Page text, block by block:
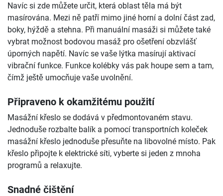
Navíc si zde můžete určit, která oblast těla má být
masírována. Mezi ně patří mimo jiné horní a dolní část zad,
boky, hýždě a stehna. Při manuální masáži si můžete také
vybrat možnost bodovou masáž pro ošetření obzvlášť
úporných napětí. Navíc se vaše lýtka masírují aktivací
vibrační funkce. Funkce kolébky vás pak houpe sem a tam,
čímž ještě umocňuje vaše uvolnění.
Připraveno k okamžitému použití
Masážní křeslo se dodává v předmontovaném stavu.
Jednoduše rozbalte balík a pomocí transportních koleček
masážní křeslo jednoduše přesuňte na libovolné místo. Pak
křeslo připojte k elektrické síti, vyberte si jeden z mnoha
programů a relaxujte.
Snadné čištění